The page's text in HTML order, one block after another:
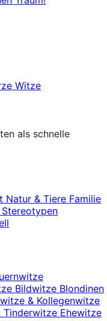
Witze
als schnelle
Natur & Tiere Familie
Stereotypen
Bildwitze Blondinen
& Kollegenwitze
Tinderwitze Ehewitze